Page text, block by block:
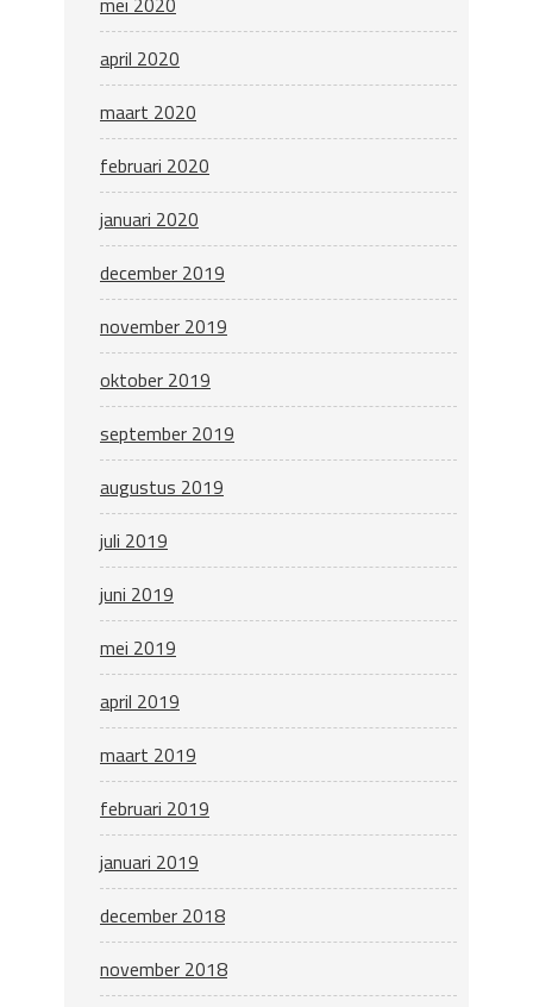
april 2020
maart 2020
februari 2020
januari 2020
december 2019
november 2019
oktober 2019
september 2019
augustus 2019
juli 2019
juni 2019
mei 2019
april 2019
maart 2019
februari 2019
januari 2019
december 2018
november 2018